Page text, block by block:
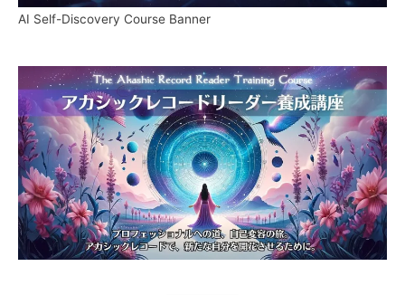
AI Self-Discovery Course Banner